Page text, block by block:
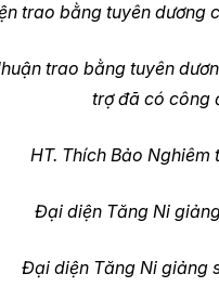
trao bằng tuyên dương
trao bằng tuyên
trợ đã có công
HT. Thích Bảo
Đại diện Tăng Ni
Đại diện Tăng Ni giảng